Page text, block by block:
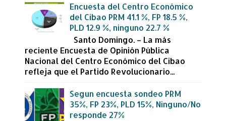
Encuesta del Centro Económico
del Cibao PRM 41.1 %, FP 18.5 %,
PLD 12.9 %, ninguno 22.7 %
Santo Domingo. – La más
reciente Encuesta de Opinión Pública
Nacional del Centro Económico del Cibao
refleja que el Partido Revolucionario...
Segun encuesta sondeo PRM
35%, FP 23%, PLD 15%, Ninguno/No
responde 27%